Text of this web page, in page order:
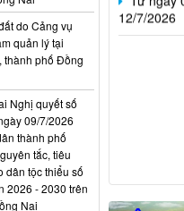
do Cảng vụ
quản lý tại
thành phố Đồng
Nghị quyết số
09/7/2026
thành phố
tắc, tiêu
tộc thiểu số
2026 - 2030 trên
Nai